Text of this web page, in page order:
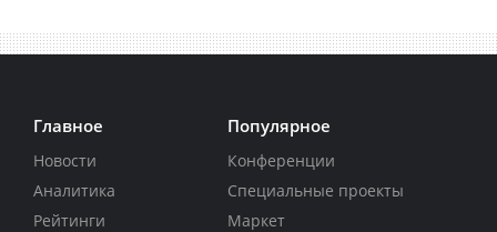
Главное
Новости
Аналитика
Рейтинги
Популярное
Конференции
Специальные проекты
Маркет